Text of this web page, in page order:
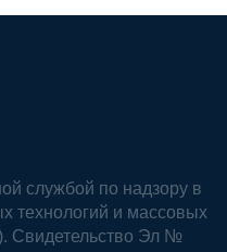
службой по надзору в
технологий и массовых
Свидетельство Эл №